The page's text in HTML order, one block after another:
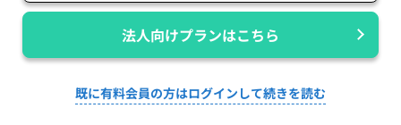
法人向けプランはこちら
既に有料会員の方はログインして続きを読む